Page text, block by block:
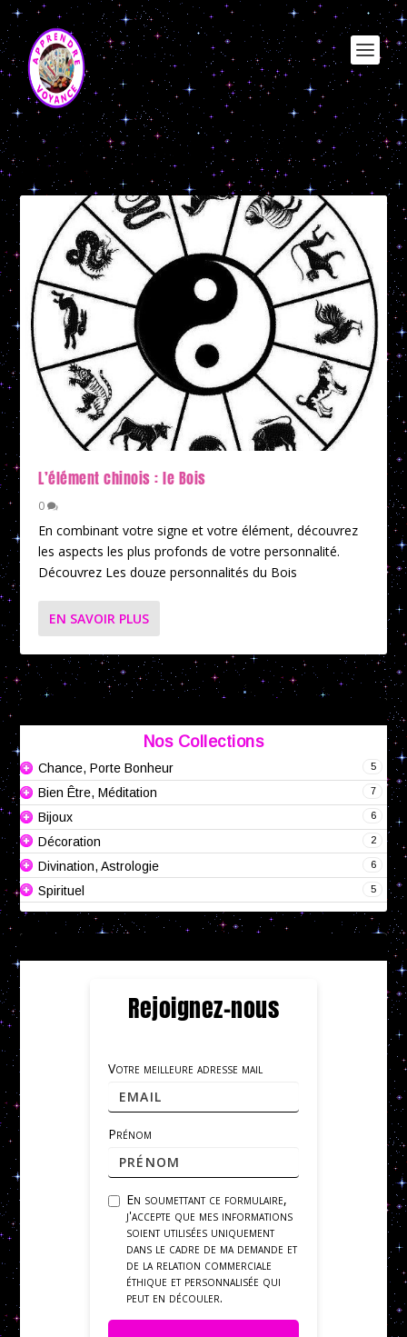
Étiquette :element bois signe
chinois
L’élément chinois : le Bois
0
En combinant votre signe et votre élément, découvrez
les aspects les plus profonds de votre personnalité.
Découvrez Les douze personnalités du Bois
EN SAVOIR PLUS
Nos Collections
5
Chance, Porte Bonheur
7
Bien Être, Méditation
6
Bijoux
2
Décoration
6
Divination, Astrologie
5
Spirituel
Rejoignez-nous
Votre meilleure adresse mail
Prénom
En soumettant ce formulaire,
j'accepte que mes informations
soient utilisées uniquement
dans le cadre de ma demande et
de la relation commerciale
éthique et personnalisée qui
peut en découler.